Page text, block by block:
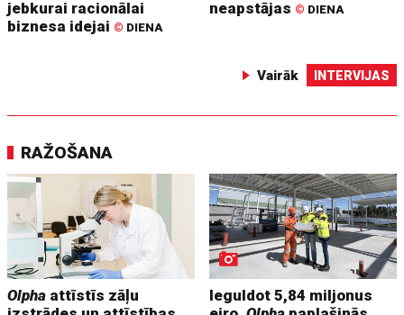
jebkurai racionālai
biznesa idejai © DIENA
neapstājas © DIENA
Vairāk INTERVIJAS
RAŽOŠANA
Olpha attīstīs zāļu
Ieguldot 5,84 miljonus